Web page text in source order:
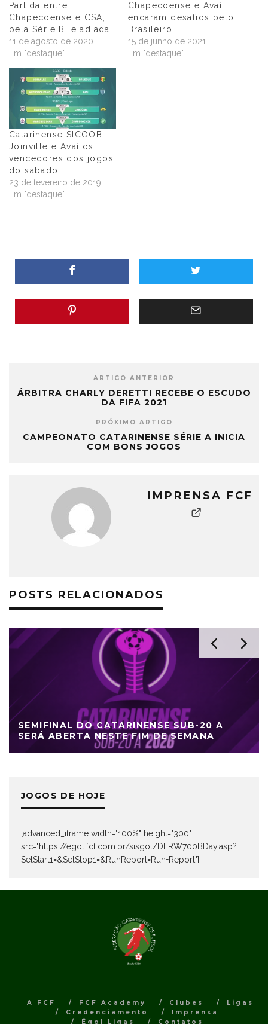
Partida entre
Chapecoense e CSA,
pela Série B, é adiada
11 de agosto de 2020
Em "destaque"
Chapecoense e Avaí
encaram desafios pelo
Brasileiro
15 de junho de 2021
Em "destaque"
Catarinense SICOOB:
Joinville e Avaí os
vencedores dos jogos
do sábado
23 de fevereiro de 2019
Em "destaque"
ARTIGO ANTERIOR
ÁRBITRA CHARLY DERETTI RECEBE O ESCUDO
DA FIFA 2021
PRÓXIMO ARTIGO
CAMPEONATO CATARINENSE SÉRIE A INICIA
COM BONS JOGOS
IMPRENSA FCF
POSTS RELACIONADOS
SEMIFINAL DO CATARINENSE SUB-20 A
SERÁ ABERTA NESTE FIM DE SEMANA
JOGOS DE HOJE
[advanced_iframe width="100%" height="300"
src="https://egol.fcf.com.br/sisgol/DERW700BDay.asp?
SelStart1=&SelStop1=&RunReport=Run+Report"]
A FCF FCF Academy Clubes
Ligas
Credenciamento
Imprensa
Égol Ligas
Contatos